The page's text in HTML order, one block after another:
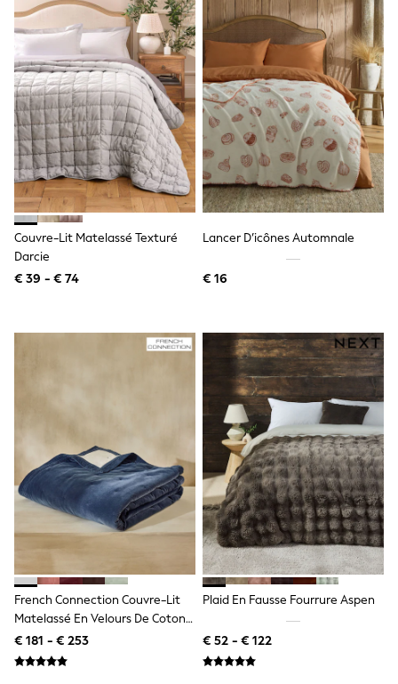
Shirts
Kurtas
Sets & Outfits
Trousers & Chinos
Sweatshirts & Hoodies
Knitwear & Sweaters
Tops
Coats & Jackets
Jeans
Joggers
Nightwear & Pyjamas
Swimwear
Suits & Waistcoats
Dungarees
Multipacks
Tops & T-Shirts
Sun Safe Swimwear
Sun Hats & Caps
Fleeces
Teddy Borg
Puffers
Snowsuits
All Footwear
New In
Slippers
Trainers
Wellies
Wide Fit
Couvre-Lit Matelassé Texturé
Darcie
€ 39 - € 74
Lancer D’icônes Automnale
€ 16
French Connection Couvre-Lit
Matelassé En Velours De Coton
Délavé
€ 181 - € 253
Plaid En Fausse Fourrure Aspen
€ 52 - € 122